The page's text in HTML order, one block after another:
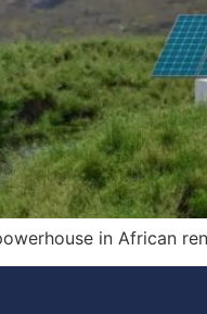
in African